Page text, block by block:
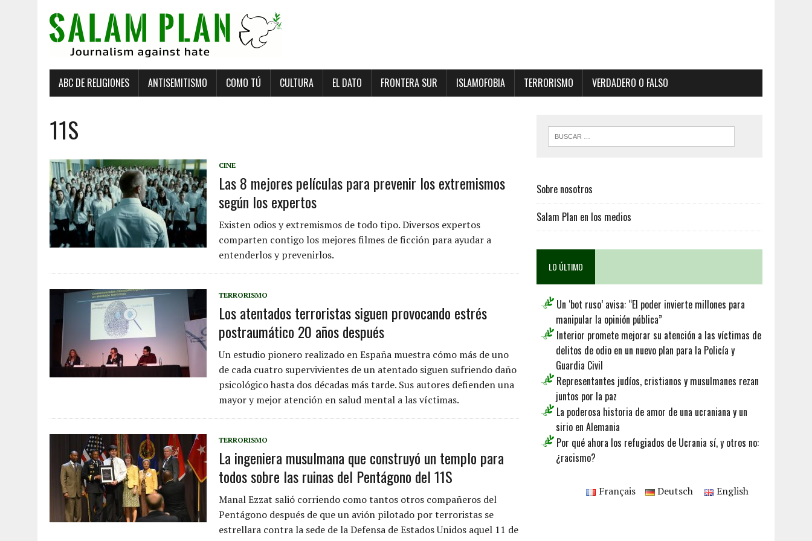
ABC DE RELIGIONES ANTISEMITISMO COMO TÚ CULTURA EL DATO FRONTERA SUR ISLAMOFOBIA TERRORISMO VERDADERO O FALSO
11S
CINE
Las 8 mejores películas para prevenir los extremismos
según los expertos
Existen odios y extremismos de todo tipo. Diversos expertos
comparten contigo los mejores filmes de ficción para ayudar a
entenderlos y prevenirlos.
TERRORISMO
Los atentados terroristas siguen provocando estrés
postraumático 20 años después
Un estudio pionero realizado en España muestra cómo más de uno
de cada cuatro supervivientes de un atentado siguen sufriendo daño
psicológico hasta dos décadas más tarde. Sus autores defienden una
mayor y mejor atención en salud mental a las víctimas.
TERRORISMO
La ingeniera musulmana que construyó un templo para
todos sobre las ruinas del Pentágono del 11S
Manal Ezzat salió corriendo como tantos otros compañeros del
Pentágono después de que un avión pilotado por terroristas se
estrellara contra la sede de la Defensa de Estados Unidos aquel 11 de
Sobre nosotros
Salam Plan en los medios
LO ÚLTIMO
Un ‘bot ruso’ avisa: “El poder invierte millones para
manipular la opinión pública”
Interior promete mejorar su atención a las víctimas de
delitos de odio en un nuevo plan para la Policía y
Guardia Civil
Representantes judíos, cristianos y musulmanes rezan
juntos por la paz
La poderosa historia de amor de una ucraniana y un
sirio en Alemania
Por qué ahora los refugiados de Ucrania sí, y otros no:
¿racismo?
English
Deutsch
Français